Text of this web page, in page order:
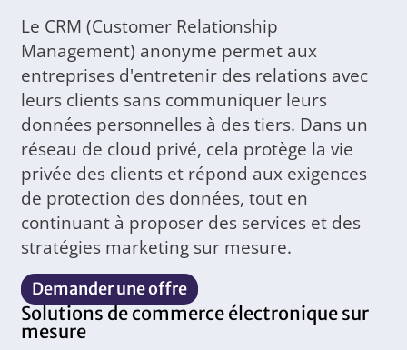
Le CRM (Customer Relationship
Management) anonyme permet aux
entreprises d'entretenir des relations avec
leurs clients sans communiquer leurs
données personnelles à des tiers. Dans un
réseau de cloud privé, cela protège la vie
privée des clients et répond aux exigences
de protection des données, tout en
continuant à proposer des services et des
stratégies marketing sur mesure.
Demander une offre
Solutions de commerce électronique sur
mesure